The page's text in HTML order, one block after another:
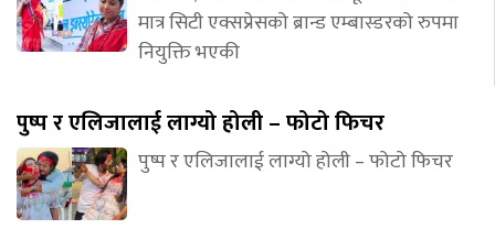
मात्र सिटी एक्सप्रेसको ब्रान्ड एम्बास्डरको रुपमा
नियुक्ति भएकी
पुष्प र एलिजालाई लाग्यो होली – फोटो फिचर
पुष्प र एलिजालाई लाग्यो होली – फोटो फिचर